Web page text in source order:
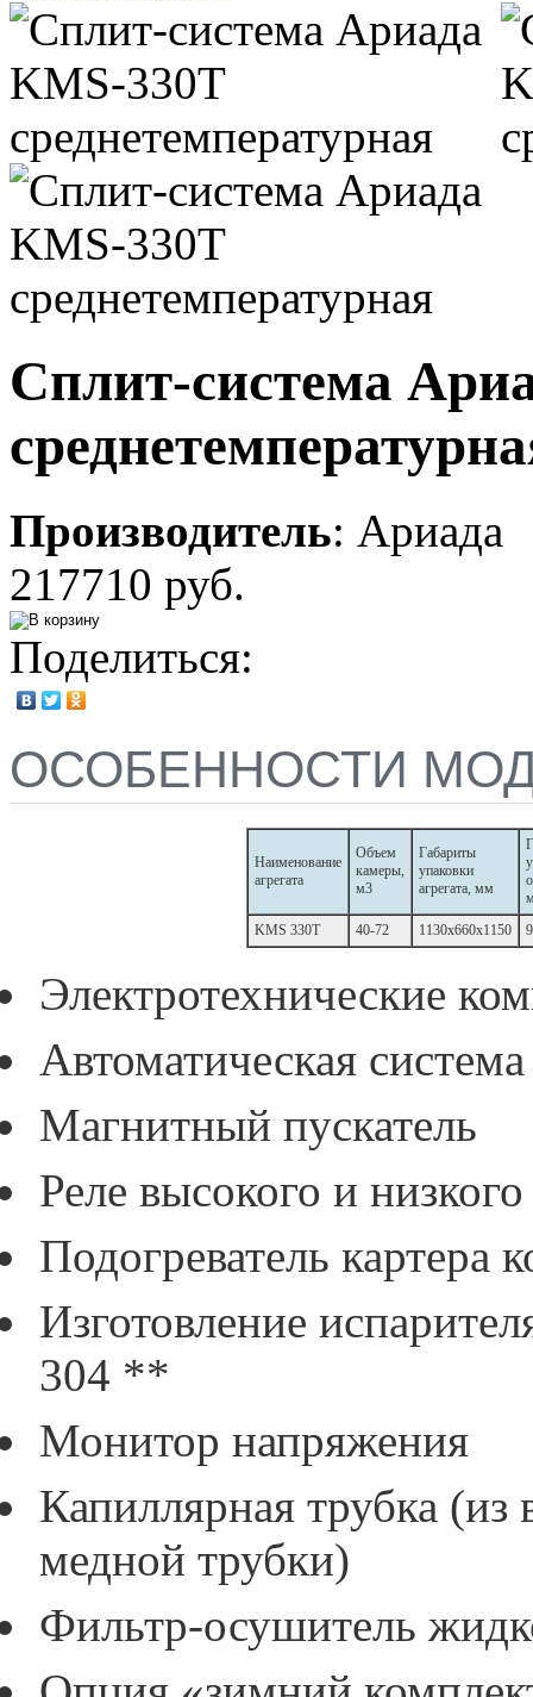
Сплит-система
Производитель: Ариада
217710 руб.
Поделиться:
ОСОБЕННОСТИ
Наименование
агрегата
Объем
камеры,
м3
Габариты
упаковки
агрегата, мм
KMS 330T
40-72 1130x660x1150
Электротехнические
Автоматическая
Магнитный пускатель
Реле высокого и
Подогреватель картера
Изготовление
304 **
Монитор напряжения
Капиллярная трубка (из
медной трубки)
Фильтр-осушитель